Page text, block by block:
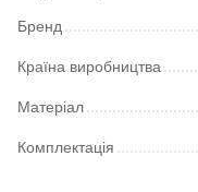
Бренд
Країна виробництва
Матеріал
Комплектація